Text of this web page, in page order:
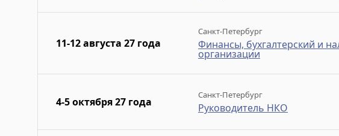
11-12 августа 27 года
Санкт-Петербург
Финансы, бухгалтерский и
организации
4-5 октября 27 года
Санкт-Петербург
Руководитель НКО